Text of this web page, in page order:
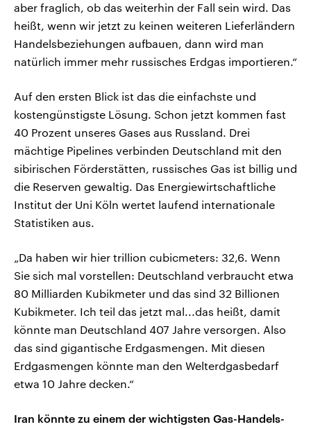
aber fraglich, ob das weiterhin der Fall sein wird. Das
heißt, wenn wir jetzt zu keinen weiteren Lieferländern
Handelsbeziehungen aufbauen, dann wird man
natürlich immer mehr russisches Erdgas importieren.“
Auf den ersten Blick ist das die einfachste und
kostengünstigste Lösung. Schon jetzt kommen fast
40 Prozent unseres Gases aus Russland. Drei
mächtige Pipelines verbinden Deutschland mit den
sibirischen Förderstätten, russisches Gas ist billig und
die Reserven gewaltig. Das Energiewirtschaftliche
Institut der Uni Köln wertet laufend internationale
Statistiken aus.
„Da haben wir hier trillion cubicmeters: 32,6. Wenn
Sie sich mal vorstellen: Deutschland verbraucht etwa
80 Milliarden Kubikmeter und das sind 32 Billionen
Kubikmeter. Ich teil das jetzt mal...das heißt, damit
könnte man Deutschland 407 Jahre versorgen. Also
das sind gigantische Erdgasmengen. Mit diesen
Erdgasmengen könnte man den Welterdgasbedarf
etwa 10 Jahre decken.“
Iran könnte zu einem der wichtigsten Gas-Handels-